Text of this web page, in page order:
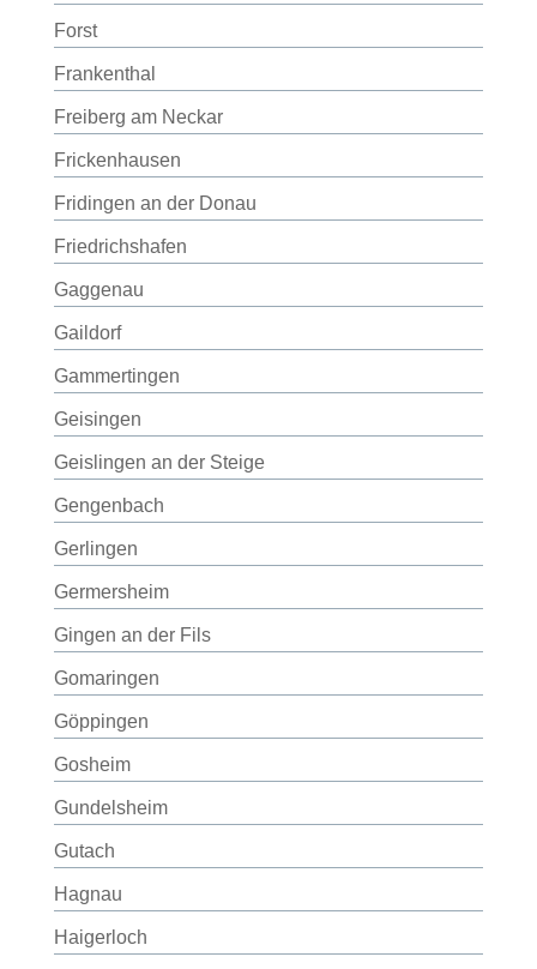
Forst
Frankenthal
Freiberg am Neckar
Frickenhausen
Fridingen an der Donau
Friedrichshafen
Gaggenau
Gaildorf
Gammertingen
Geisingen
Geislingen an der Steige
Gengenbach
Gerlingen
Germersheim
Gingen an der Fils
Gomaringen
Göppingen
Gosheim
Gundelsheim
Gutach
Hagnau
Haigerloch